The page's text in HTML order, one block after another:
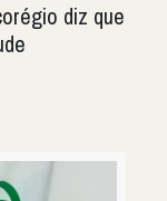
diz que